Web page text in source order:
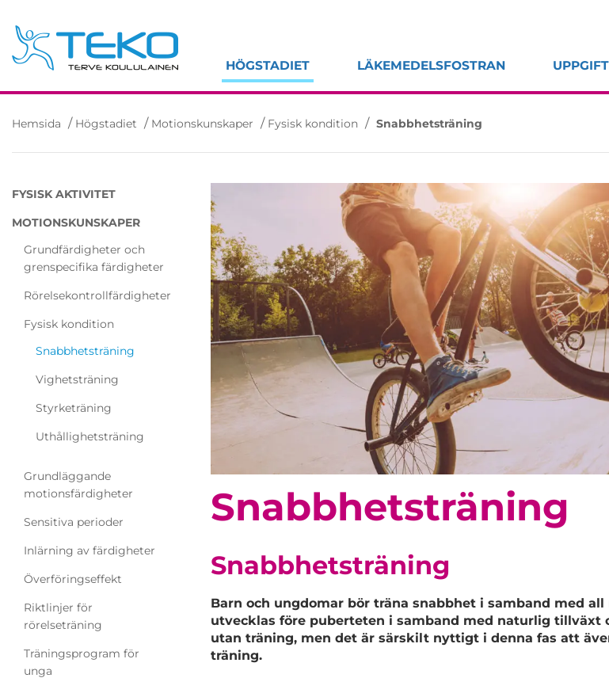
content
HÖGSTADIET LÄKEMEDELSFOSTRAN
Hemsida / Högstadiet / Motionskunskaper / Fysisk kondition / Snabbhetsträning
Snabbhetsträning
Snabbhetsträning
Barn och ungdomar bör träna snabbhet i samband med all
utvecklas före puberteten i samband med naturlig tillväxt
utan träning, men det är särskilt nyttigt i denna fas att
träning.
FYSISK AKTIVITET
MOTIONSKUNSKAPER
Grundfärdigheter och
grenspecifika färdigheter
Rörelsekontrollfärdigheter
Fysisk kondition
Snabbhetsträning
Vighetsträning
Styrketräning
Uthållighetsträning
Grundläggande
motionsfärdigheter
Sensitiva perioder
Inlärning av färdigheter
Överföringseffekt
Riktlinjer för
rörelseträning
Träningsprogram för
unga